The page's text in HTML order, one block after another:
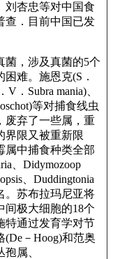
刘杏忠等对中国食
查．目前中国已发
菌，涉及真菌的5个
难。施恩克(S．
．Subra mania)、
等对捕食线虫
废弃了一些属，重
界限又被重新限
属中捕食种类全部
、Didymozoop
、Duddingtonia
。苏布拉玛尼亚将
间极大细胞的18个
特通过发育学对节
－Hoog)和范奥
属、